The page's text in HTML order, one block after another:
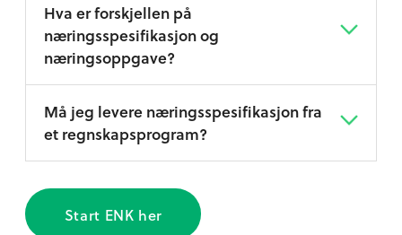
Hva er forskjellen på
næringsspesifikasjon og
næringsoppgave?
Må jeg levere næringsspesifikasjon fra
et regnskapsprogram?
Start ENK her